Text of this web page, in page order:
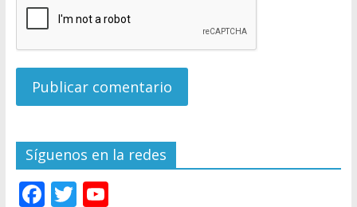
Síguenos en la redes
F T Y